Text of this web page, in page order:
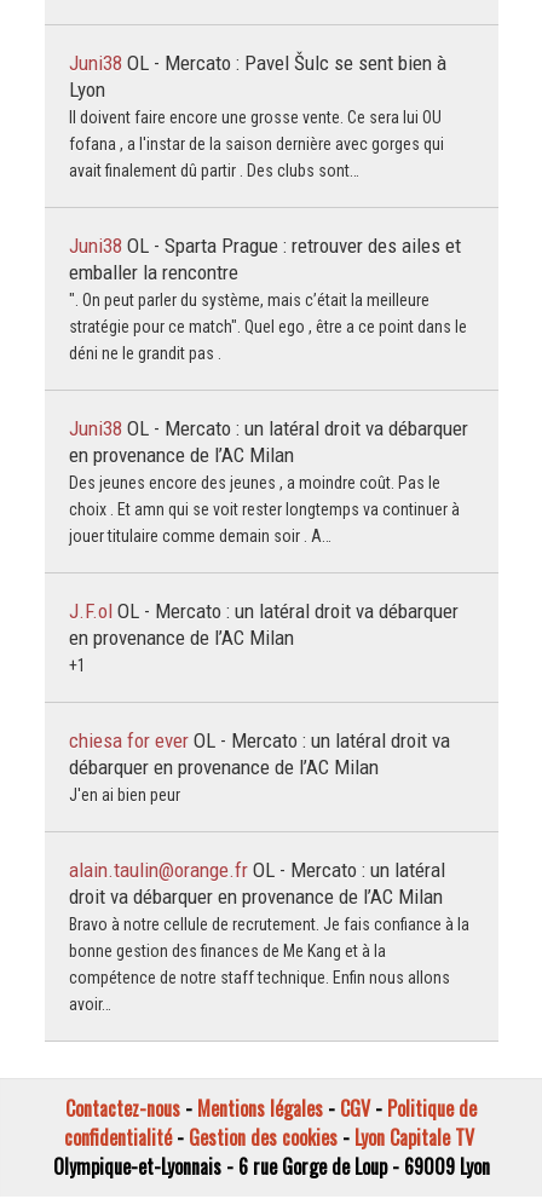
Juni38 OL - Mercato : Pavel Šulc se sent bien à
Lyon
Il doivent faire encore une grosse vente. Ce sera lui OU
fofana , a l'instar de la saison dernière avec gorges qui
avait finalement dû partir . Des clubs sont…
Juni38 OL - Sparta Prague : retrouver des ailes et
emballer la rencontre
". On peut parler du système, mais c’était la meilleure
stratégie pour ce match". Quel ego , être a ce point dans le
déni ne le grandit pas .
Juni38 OL - Mercato : un latéral droit va débarquer
en provenance de l’AC Milan
Des jeunes encore des jeunes , a moindre coût. Pas le
choix . Et amn qui se voit rester longtemps va continuer à
jouer titulaire comme demain soir . A…
J.F.ol OL - Mercato : un latéral droit va débarquer
en provenance de l’AC Milan
+1
chiesa for ever OL - Mercato : un latéral droit va
débarquer en provenance de l’AC Milan
J'en ai bien peur
alain.taulin@orange.fr OL - Mercato : un latéral
droit va débarquer en provenance de l’AC Milan
Bravo à notre cellule de recrutement. Je fais confiance à la
bonne gestion des finances de Me Kang et à la
compétence de notre staff technique. Enfin nous allons
avoir…
Contactez-nous - Mentions légales - CGV- Politique de
confidentialité- Gestion des cookies- Lyon Capitale TV
Olympique-et-Lyonnais - 6 rue Gorge de Loup - 69009 Lyon